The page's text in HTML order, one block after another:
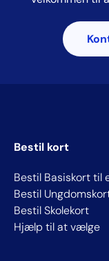
Bestil kort
Bestil Basiskort til
Bestil
Bestil Skolekort
Hjælp til at vælge